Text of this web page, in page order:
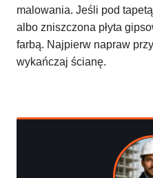
malowania. Jeśli pod
albo zniszczona płyta
farbą. Najpierw napraw
wykańczaj ścianę.